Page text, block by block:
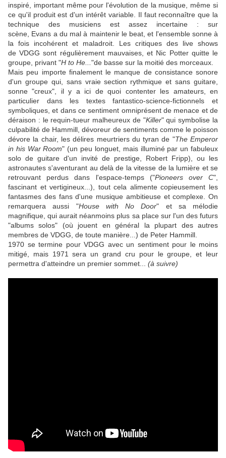
inspiré, important même pour l'évolution de la musique, même si
ce qu'il produit est d'un intérêt variable. Il faut reconnaître que la
technique des musiciens est assez incertaine : sur
scène, Evans a du mal à maintenir le beat, et l'ensemble sonne à
la fois incohérent et maladroit. Les critiques des live shows
deVDGG sont régulièrement mauvaises, et Nic Potterquitte le
groupe, privant "H to He... "de basse sur la moitié des morceaux.
Mais peu importe finalement le manque de consistance sonore
d'un groupe qui, sans vraie section rythmique et sans guitare,
sonne "creux", il y a ici de quoi contenter les amateurs, en
particulier dans les textes fantastico-science-fictionnels et
symboliques, et dans ce sentiment omniprésent de menace et de
déraison : le requin-tueur malheureux de "Killer" qui symbolise la
culpabilité de Hammill , dévoreur de sentiments comme le poisson
dévore la chair, les délires meurtriers du tyran de "The Emperor
in his War Room" (un peu longuet, mais illuminé par un fabuleux
solo de guitare d'un invité de prestige, Robert Fripp), ou les
astronautes s'aventurant au delà de la vitesse de la lumière et se
retrouvant perdus dans l'espace-temps ("Pioneers over C",
fascinant et vertigineux...), tout cela alimente copieusement les
fantasmes des fans d'une musique ambitieuse et complexe. On
remarquera aussi "House with No Door" et sa mélodie
magnifique, qui aurait néanmoins plus sa place sur l'un des futurs
"albums solos" (où jouent en général la plupart des autres
membres de VDGG , de toute manière...) de Peter Hammill
1970 se termine pour VDGG avec un sentiment pour le moins
mitigé, mais 1971 sera un grand cru pour le groupe, et leur
permettra d'atteindre un premier sommet... (à suivre)